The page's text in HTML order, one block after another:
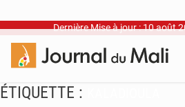
Dernière Mise à jour : 10 août
ÉTIQUETTE :